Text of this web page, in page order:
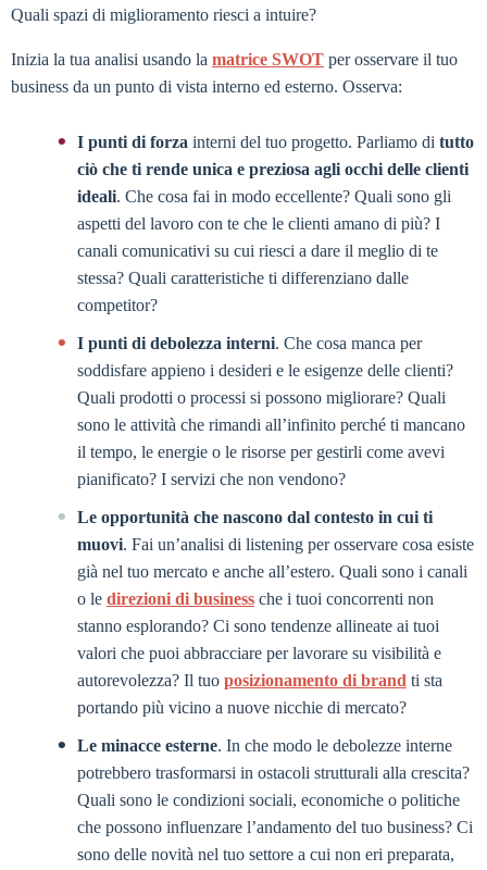
Quali spazi di miglioramento riesci a intuire?
Inizia la tua analisi usando la matrice SWOT per osservare il tuo
business da un punto di vista interno ed esterno. Osserva:
I punti di forza interni del tuo progetto. Parliamo di tutto
ciò che ti rende unica e preziosa agli occhi delle clienti
ideali. Che cosa fai in modo eccellente? Quali sono gli
aspetti del lavoro con te che le clienti amano di più? I
canali comunicativi su cui riesci a dare il meglio di te
stessa? Quali caratteristiche ti differenziano dalle
competitor?
I punti di debolezza interni. Che cosa manca per
soddisfare appieno i desideri e le esigenze delle clienti?
Quali prodotti o processi si possono migliorare? Quali
sono le attività che rimandi all’infinito perché ti mancano
il tempo, le energie o le risorse per gestirli come avevi
pianificato? I servizi che non vendono?
Le opportunità che nascono dal contesto in cui ti
muovi. Fai un’analisi di listening per osservare cosa esiste
già nel tuo mercato e anche all’estero. Quali sono i canali
o le direzioni di business che i tuoi concorrenti non
stanno esplorando? Ci sono tendenze allineate ai tuoi
valori che puoi abbracciare per lavorare su visibilità e
autorevolezza? Il tuo posizionamento di brand ti sta
portando più vicino a nuove nicchie di mercato?
Le minacce esterne. In che modo le debolezze interne
potrebbero trasformarsi in ostacoli strutturali alla crescita?
Quali sono le condizioni sociali, economiche o politiche
che possono influenzare l’andamento del tuo business? Ci
sono delle novità nel tuo settore a cui non eri preparata,